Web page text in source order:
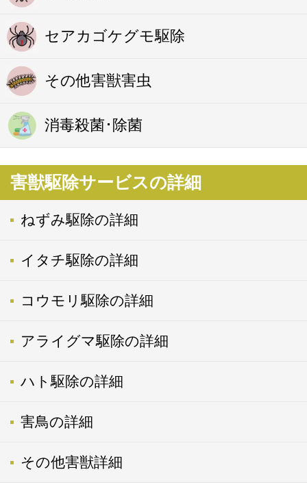
セアカゴケグモ駆除
その他害獣害虫
消毒殺菌･除菌
害獣駆除サービスの詳細
ねずみ駆除の詳細
イタチ駆除の詳細
コウモリ駆除の詳細
アライグマ駆除の詳細
ハト駆除の詳細
害鳥の詳細
その他害獣詳細